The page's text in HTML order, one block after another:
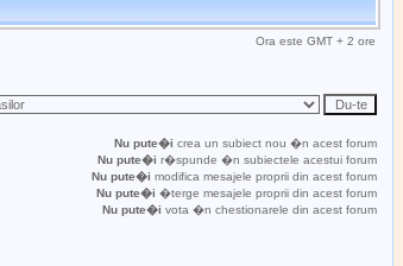
Ora este GMT + 2 ore
Nu pute�i crea un subiect nou �n acest forum
Nu pute�i r�spunde �n subiectele acestui forum
Nu pute�i modifica mesajele proprii din acest forum
Nu pute�i �terge mesajele proprii din acest forum
Nu pute�i vota �n chestionarele din acest forum